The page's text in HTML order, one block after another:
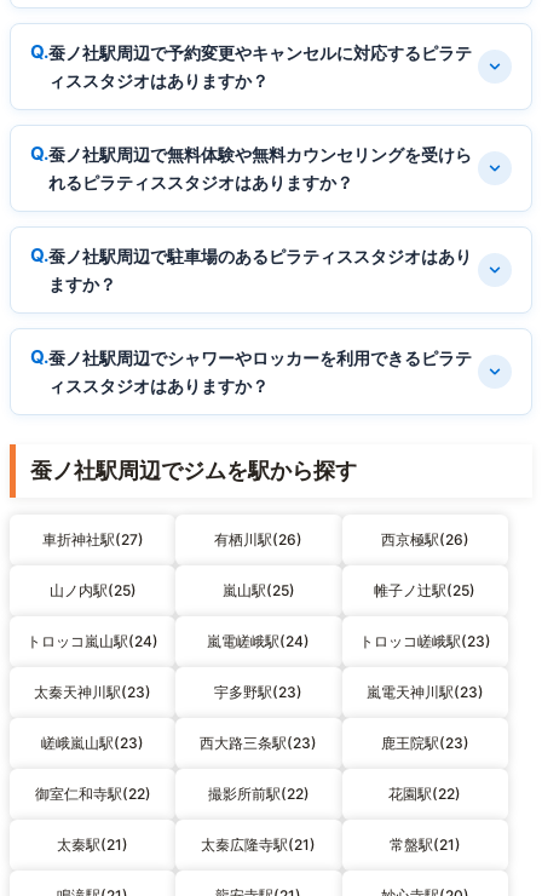
蚕ノ社駅周辺で予約変更やキャンセルに対応するピラテ
ィススタジオはありますか？
蚕ノ社駅周辺で無料体験や無料カウンセリングを受けら
れるピラティススタジオはありますか？
蚕ノ社駅周辺で駐車場のあるピラティススタジオはあり
ますか？
蚕ノ社駅周辺でシャワーやロッカーを利用できるピラテ
ィススタジオはありますか？
蚕ノ社駅周辺でジムを駅から探す
車折神社駅(27) 有栖川駅(26) 西京極駅(26)
山ノ内駅(25) 嵐山駅(25) 帷子ノ辻駅(25)
トロッコ嵐山駅(24) 嵐電嵯峨駅(24) トロッコ嵯峨駅(23)
太秦天神川駅(23) 宇多野駅(23) 嵐電天神川駅(23)
嵯峨嵐山駅(23) 西大路三条駅(23) 鹿王院駅(23)
御室仁和寺駅(22) 撮影所前駅(22) 花園駅(22)
太秦駅(21) 太秦広隆寺駅(21) 常盤駅(21)